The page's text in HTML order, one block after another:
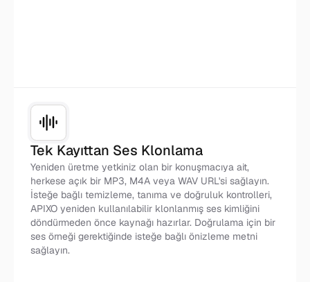
Tek Kayıttan Ses Klonlama
Yeniden üretme yetkiniz olan bir konuşmacıya ait,
herkese açık bir MP3, M4A veya WAV URL'si sağlayın.
İsteğe bağlı temizleme, tanıma ve doğruluk kontrolleri,
APIXO yeniden kullanılabilir klonlanmış ses kimliğini
döndürmeden önce kaynağı hazırlar. Doğrulama için bir
ses örneği gerektiğinde isteğe bağlı önizleme metni
sağlayın.